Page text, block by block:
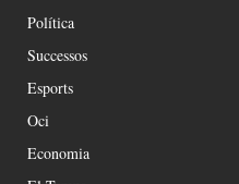
Política
Successos
Esports
Oci
Economia